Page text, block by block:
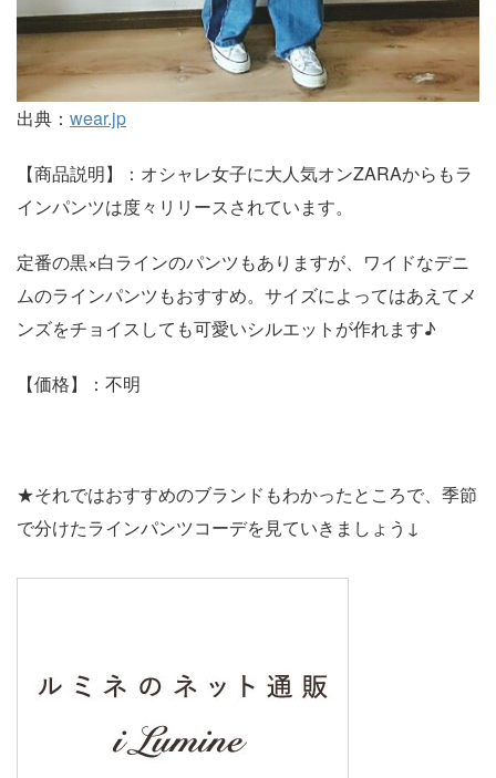
出典： wear.jp
【商品説明】：オシャレ女子に大人気オンZARAからもラ
インパンツは度々リリースされています。
定番の黒×白ラインのパンツもありますが、ワイドなデニ
ムのラインパンツもおすすめ。サイズによってはあえてメ
ンズをチョイスしても可愛いシルエットが作れます♪
【価格】：不明
★それではおすすめのブランドもわかったところで、季節
で分けたラインパンツコーデを見ていきましょう↓